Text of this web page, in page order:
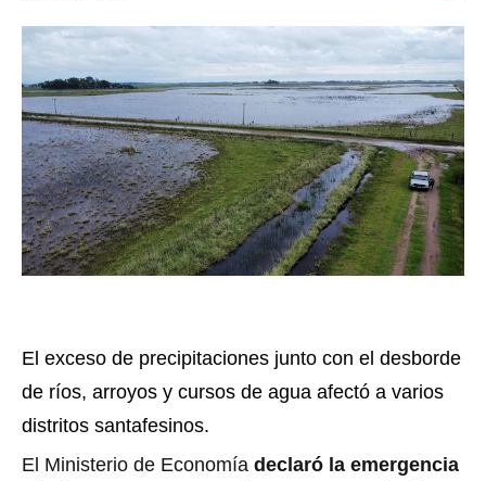
El exceso de precipitaciones junto con el desborde
de ríos, arroyos y cursos de agua afectó a varios
distritos santafesinos.
El Ministerio de Economía declaró la emergencia